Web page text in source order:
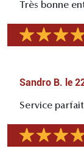
Très bonne
Sandro B. le
Service